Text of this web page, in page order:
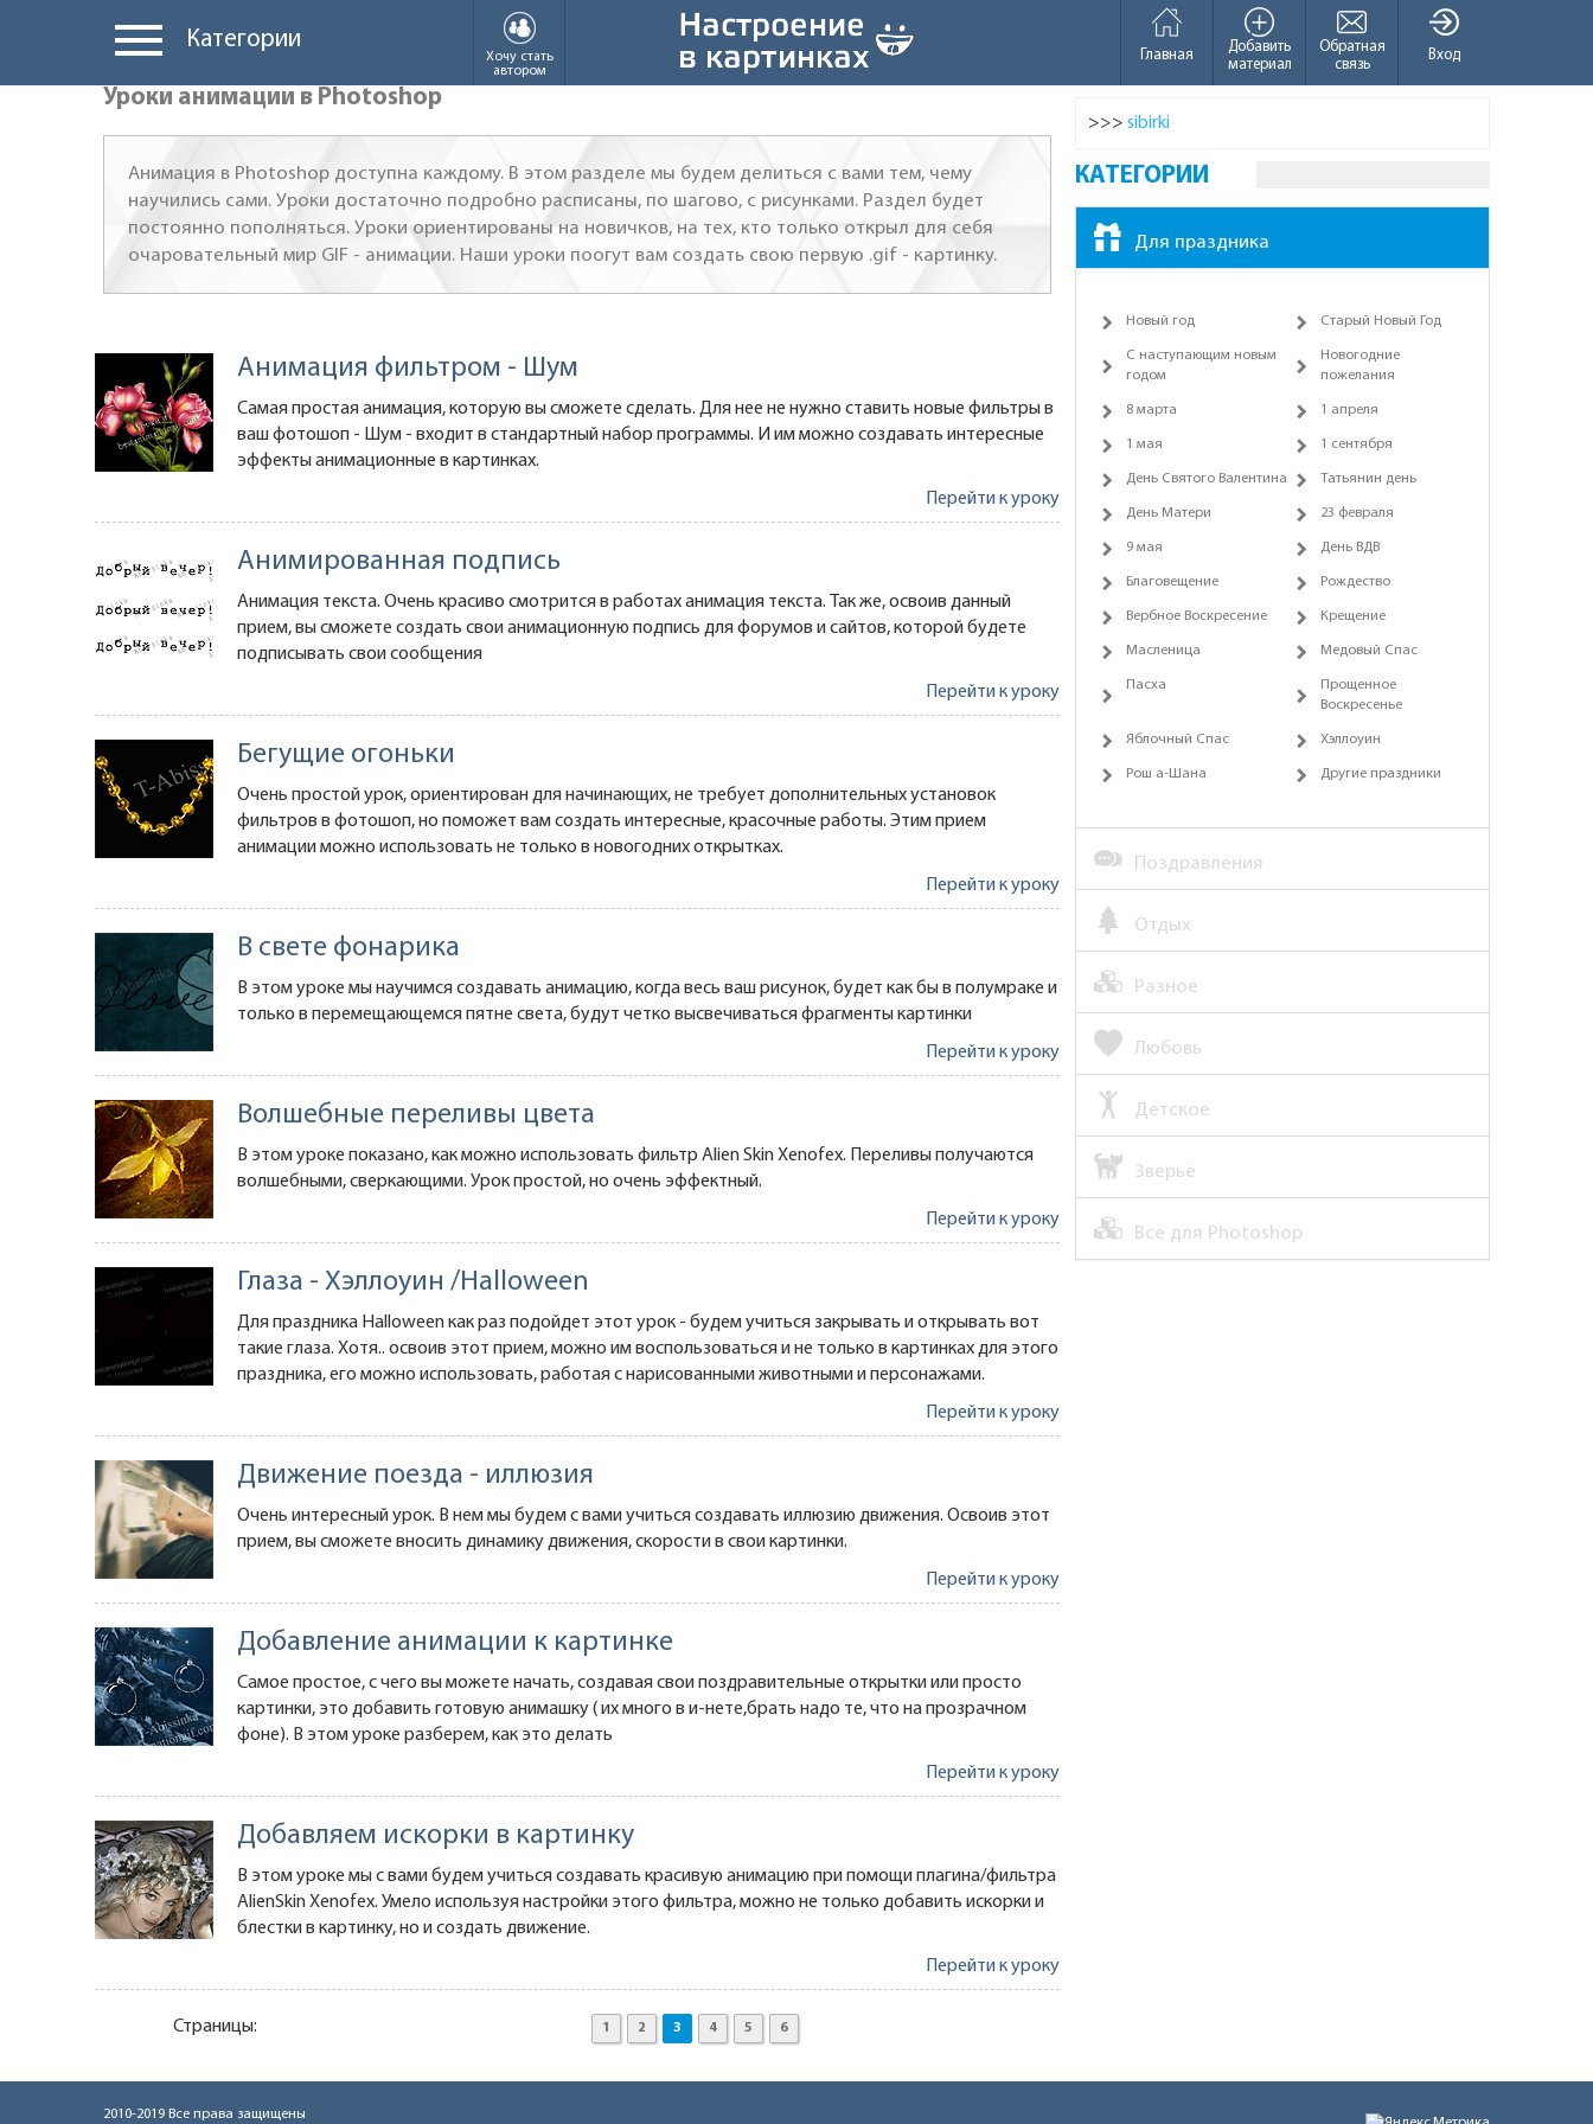
Категории
Хочу стать
автором
Вход
Обратная
связь
Добавить
материал
Главная
Уроки анимации в Photoshop
Анимация в Photoshop доступна каждому. В этом разделе мы будем делиться с вами тем, чему
научились сами. Уроки достаточно подробно расписаны, по шагово, с рисунками. Раздел будет
постоянно пополняться. Уроки ориентированы на новичков, на тех, кто только открыл для себя
очаровательный мир GIF - анимации. Наши уроки поогут вам создать свою первую .gif - картинку.
Анимация фильтром - Шум
Самая простая анимация, которую вы сможете сделать. Для нее не нужно ставить новые фильтры в
ваш фотошоп - Шум - входит в стандартный набор программы. И им можно создавать интересные
эффекты анимационные в картинках.
Перейти к уроку
Анимированная подпись
Анимация текста. Очень красиво смотрится в работах анимация текста. Так же, освоив данный
прием, вы сможете создать свои анимационную подпись для форумов и сайтов, которой будете
подписывать свои сообщения
Перейти к уроку
Бегущие огоньки
Очень простой урок, ориентирован для начинающих, не требует дополнительных установок
фильтров в фотошоп, но поможет вам создать интересные, красочные работы. Этим прием
анимации можно использовать не только в новогодних открытках.
Перейти к уроку
В свете фонарика
В этом уроке мы научимся создавать анимацию, когда весь ваш рисунок, будет как бы в полумраке и
только в перемещающемся пятне света, будут четко высвечиваться фрагменты картинки
Перейти к уроку
Волшебные переливы цвета
В этом уроке показано, как можно использовать фильтр Alien Skin Xenofex. Переливы получаются
волшебными, сверкающими. Урок простой, но очень эффектный.
Перейти к уроку
Глаза - Хэллоуин /Halloween
Для праздника Halloween как раз подойдет этот урок - будем учиться закрывать и открывать вот
такие глаза. Хотя.. освоив этот прием, можно им воспользоваться и не только в картинках для этого
праздника, его можно использовать, работая с нарисованными животными и персонажами.
Перейти к уроку
Движение поезда - иллюзия
Очень интересный урок. В нем мы будем с вами учиться создавать иллюзию движения. Освоив этот
прием, вы сможете вносить динамику движения, скорости в свои картинки.
Перейти к уроку
Добавление анимации к картинке
Самое простое, с чего вы можете начать, создавая свои поздравительные открытки или просто
картинки, это добавить готовую анимашку ( их много в и-нете,брать надо те, что на прозрачном
фоне). В этом уроке разберем, как это делать
Перейти к уроку
Добавляем искорки в картинку
В этом уроке мы с вами будем учиться создавать красивую анимацию при помощи плагина/фильтра
AlienSkin Xenofex. Умело используя настройки этого фильтра, можно не только добавить искорки и
блестки в картинку, но и создать движение.
Перейти к уроку
Страницы: 1 2 3 4 5 6
>>> sibirki
КАТЕГОРИИ
Для праздника
Новый год Старый Новый Год
С наступающим новым
годом
Новогодние
пожелания
8 марта 1 апреля
1 мая 1 сентября
День Святого Валентина Татьянин день
День Матери 23 февраля
9 мая День ВДВ
Благовещение Рождество
Вербное Воскресение Крещение
Масленица Медовый Спас
Пасха
Прощенное
Воскресенье
Яблочный Спас Хэллоуин
Рош а-Шана Другие праздники
Поздравления
Отдых
Разное
Любовь
Детское
Зверьё
Все для Photoshop
2010-2019 Все права защищены